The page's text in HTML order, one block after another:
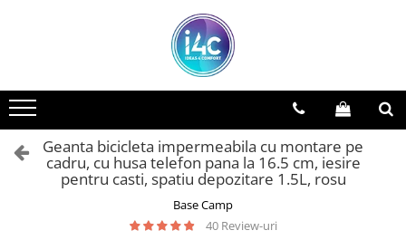
Geanta bicicleta impermeabila cu montare pe
cadru, cu husa telefon pana la 16.5 cm, iesire
pentru casti, spatiu depozitare 1.5L, rosu
Base Camp
40 Review-uri